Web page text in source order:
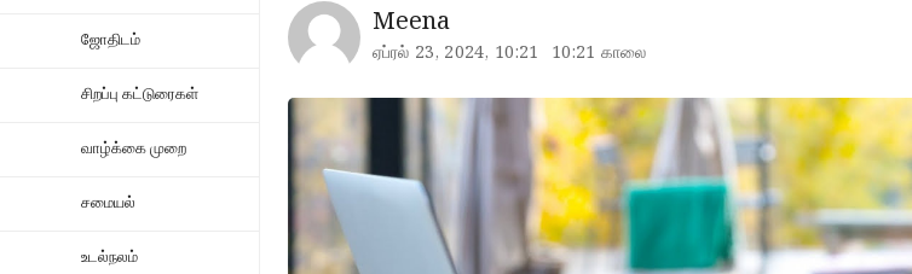
ஜோதிடம்
சிறப்பு கட்டுரைகள்
வாழ்க்கை முறை
சமையல்
உடல்நலம்
Meena
ஏப்ரல் 23, 2024, 10:21 10:21 காலை